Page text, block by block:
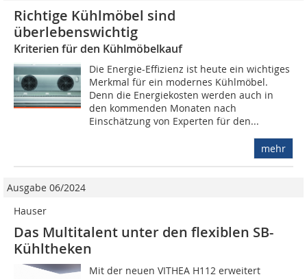
Richtige Kühlmöbel sind
überlebenswichtig
Kriterien für den Kühlmöbelkauf
Die Energie-Effizienz ist heute ein wichtiges
Merkmal für ein modernes Kühlmöbel.
Denn die Energiekosten werden auch in
den kommenden Monaten nach
Einschätzung von Experten für den...
mehr
Ausgabe 06/2024
Hauser
Das Multitalent unter den flexiblen SB-
Kühltheken
Mit der neuen VITHEA H112 erweitert